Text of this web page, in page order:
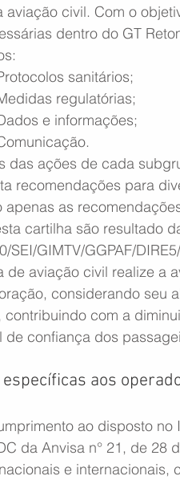
aviação civil. Com o
dentro do GT
sanitários;
regulatórias;
e informações;
das ações de cada
recomendações para
apenas as
cartilha são resultado
SEI/GIMTV/GGPAF/
de aviação civil realize a
considerando seu
contribuindo com a
de confiança dos
aos
ao disposto
da Anvisa n° 21, de 28
e internacionais,